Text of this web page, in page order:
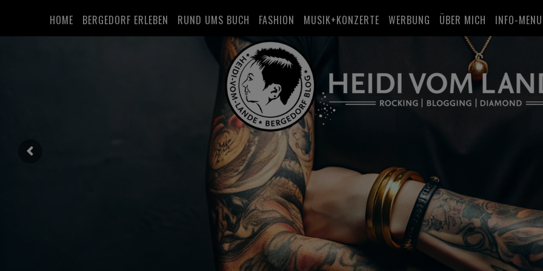
HOME BERGEDORF ERLEBEN RUND UMS BUCH FASHION MUSIK+KONZERTE WERBUNG ÜBER MICH INFO-